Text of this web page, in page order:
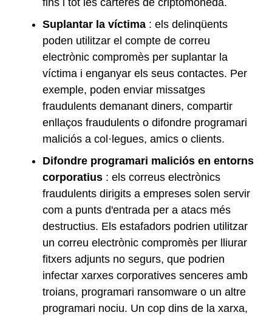
fins i tot les carteres de criptomoneda.
Suplantar la víctima : els delinqüents
poden utilitzar el compte de correu
electrònic compromès per suplantar la
víctima i enganyar els seus contactes. Per
exemple, poden enviar missatges
fraudulents demanant diners, compartir
enllaços fraudulents o difondre programari
maliciós a col·legues, amics o clients.
Difondre programari maliciós en entorns
corporatius : els correus electrònics
fraudulents dirigits a empreses solen servir
com a punts d'entrada per a atacs més
destructius. Els estafadors podrien utilitzar
un correu electrònic compromès per lliurar
fitxers adjunts no segurs, que podrien
infectar xarxes corporatives senceres amb
troians, programari ransomware o un altre
programari nociu. Un cop dins de la xarxa,